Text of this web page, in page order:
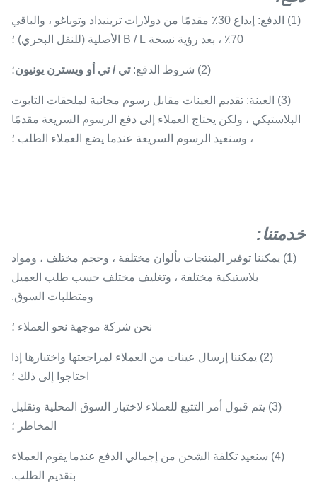
(1) الدفع: إيداع 30٪ مقدمًا من دولارات ترينيداد وتوباغو ، والباقي
70٪ ، بعد رؤية نسخة B / L الأصلية (للنقل البحري) ؛
(2) شروط الدفع: تي / تي أو ويسترن يونيون؛
(3) العينة: تقديم العينات مقابل رسوم مجانية لملحقات التابوت
البلاستيكي ، ولكن يحتاج العملاء إلى دفع الرسوم السريعة مقدمًا
، وسنعيد الرسوم السريعة عندما يضع العملاء الطلب ؛
خدمتنا:
(1) يمكننا توفير المنتجات بألوان مختلفة ، وحجم مختلف ، ومواد
بلاستيكية مختلفة ، وتغليف مختلف حسب طلب العميل
ومتطلبات السوق.
نحن شركة موجهة نحو العملاء ؛
(2) يمكننا إرسال عينات من العملاء لمراجعتها واختبارها إذا
احتاجوا إلى ذلك ؛
(3) يتم قبول أمر التتبع للعملاء لاختبار السوق المحلية وتقليل
المخاطر ؛
(4) سنعيد تكلفة الشحن من إجمالي الدفع عندما يقوم العملاء
بتقديم الطلب.